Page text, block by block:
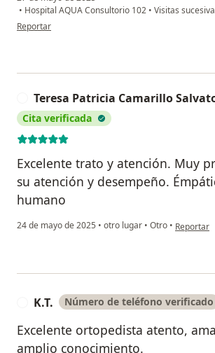
• Hospital AQUA Consultorio 102 • Visitas
en opinión del usuario Cg
Reportar
Teresa Patricia Camarillo
Cita verificada
Excelente trato y atención. Muy
su atención y desempeño.
humano
24 de mayo de 2025 • otro lugar • Otro • en
Reportar
K.T. Número de teléfono verificado
Excelente ortopedista atento,
amplio conocimiento.